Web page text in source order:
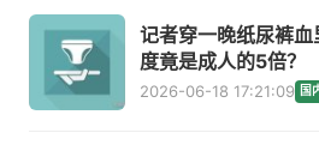
记者穿一晚纸尿裤
度竟是成人的5倍？
2026-06-18 17:21:09 国